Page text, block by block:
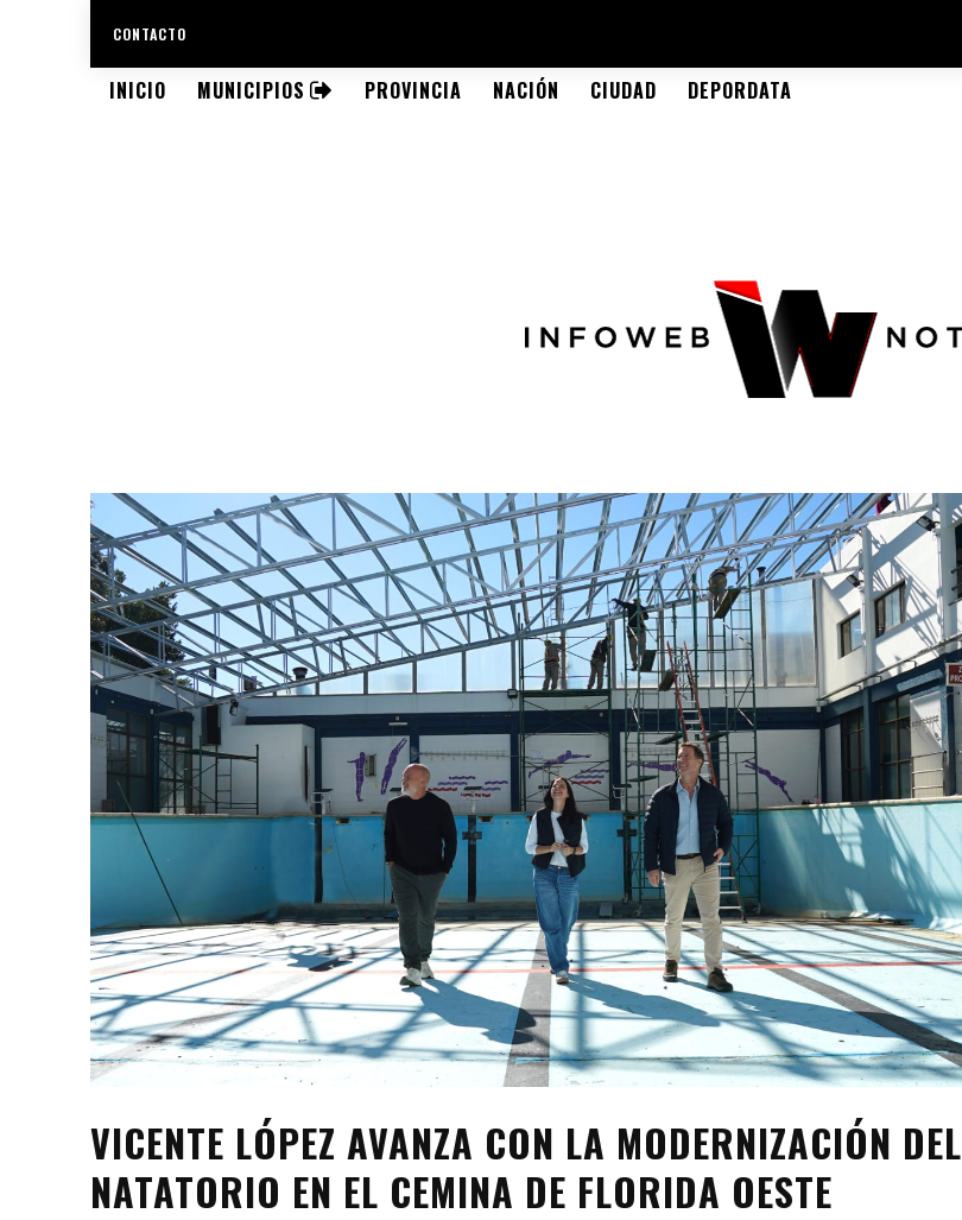
CONTACTO
INICIO MUNICIPIOS PROVINCIA NACIÓN CIUDAD DEPORDATA
VICENTE LÓPEZ AVANZA CON LA MODERNIZACIÓN DEL
NATATORIO EN EL CEMINA DE FLORIDA OESTE